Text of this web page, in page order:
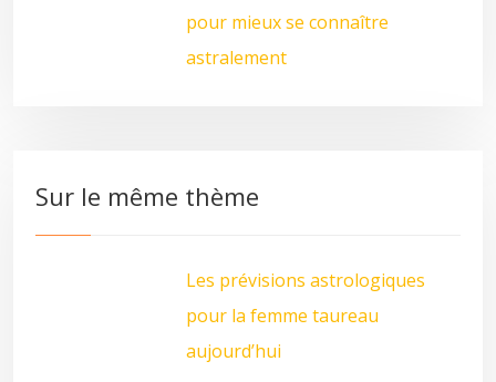
pour mieux se connaître
astralement
Sur le même thème
Les prévisions astrologiques
pour la femme taureau
aujourd’hui